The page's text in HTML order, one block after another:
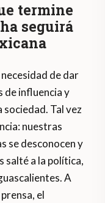
termine
seguirá
de dar
de influencia y
Tal vez
nuestras
se desconocen y
salté a la política,
A
el